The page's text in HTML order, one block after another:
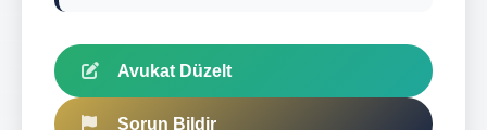
Avukat Düzelt
Sorun Bildir